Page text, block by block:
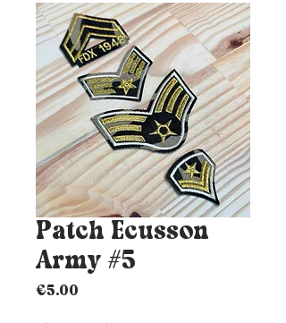
Patch Ecusson
Army #5
€5.00